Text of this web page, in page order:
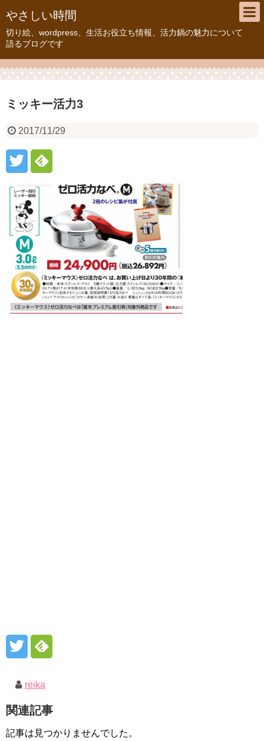
やさしい時間
切り絵、wordpress、生活お役立ち情報、活力鍋の魅力について
語るブログです
ミッキー活力3
2017/11/29
reika
関連記事
記事は見つかりませんでした。